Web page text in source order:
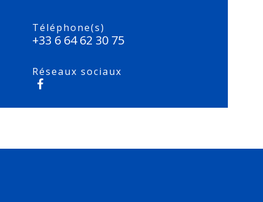
Téléphone(s)
+33 6 64 62 30 75
Réseaux sociaux